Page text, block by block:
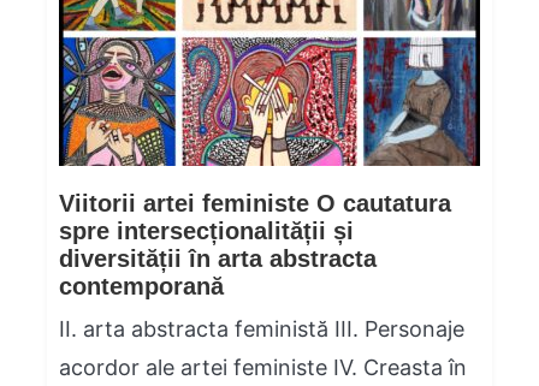
Viitorii artei feministe O cautatura
spre intersecționalității și
diversității în arta abstracta
contemporană
II. arta abstracta feministă III. Personaje
acordor ale artei feministe IV. Creasta în